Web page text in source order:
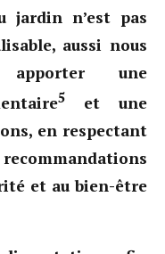
jardin n’est pas
aussi nous
une
5
et une
en respectant
et au bien-être